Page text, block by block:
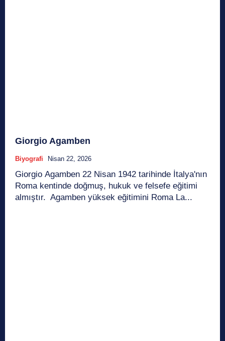
Giorgio Agamben
Biyografi Nisan 22, 2026
Giorgio Agamben 22 Nisan 1942 tarihinde İtalya'nın
Roma kentinde doğmuş, hukuk ve felsefe eğitimi
almıştır. Agamben yüksek eğitimini Roma La...